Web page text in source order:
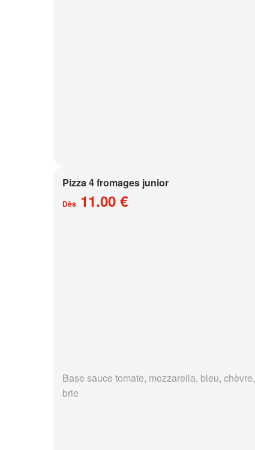
Pizza 4 fromages junior
Dès 11.00 €
Base sauce tomate, mozzarella, bleu, chèvre,
brie